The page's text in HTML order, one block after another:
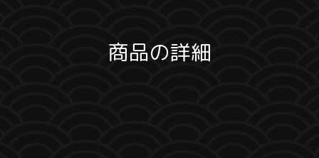
商品の詳細